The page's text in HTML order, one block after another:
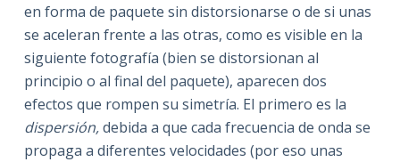
en forma de paquete sin distorsionarse o de si unas
se aceleran frente a las otras, como es visible en la
siguiente fotografía (bien se distorsionan al
principio o al final del paquete), aparecen dos
efectos que rompen su simetría. El primero es la
dispersión,debida a que cada frecuencia de onda se
propaga a diferentes velocidades (por eso unas